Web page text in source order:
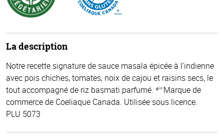
La description
Notre recette signature de sauce masala épicée à l’indienne
avec pois chiches, tomates, noix de cajou et raisins secs, le
tout accompagné de riz basmati parfumé. *MCMarque de
commerce de Coeliaque Canada. Utilisée sous licence.
PLU 5073